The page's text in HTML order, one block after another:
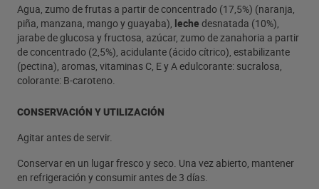
Agua, zumo de frutas a partir de concentrado (17,5%) (naranja,
piña, manzana, mango y guayaba), leche desnatada (10%),
jarabe de glucosa y fructosa, azúcar, zumo de zanahoria a partir
de concentrado (2,5%), acidulante (ácido cítrico), estabilizante
(pectina), aromas, vitaminas C, E y A edulcorante: sucralosa,
colorante: B-caroteno.
CONSERVACIÓN Y UTILIZACIÓN
Agitar antes de servir.
Conservar en un lugar fresco y seco. Una vez abierto, mantener
en refrigeración y consumir antes de 3 días.